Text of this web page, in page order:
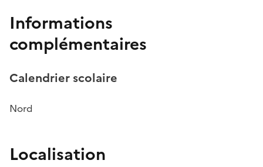
Informations
complémentaires
Calendrier scolaire
Nord
Localisation